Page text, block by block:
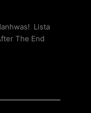
Lista
The End